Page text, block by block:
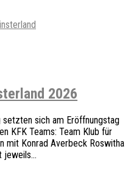
2026
sich am Eröffnungstag
KFK Teams: Team Klub für
mit Konrad Averbeck Roswitha
jeweils...